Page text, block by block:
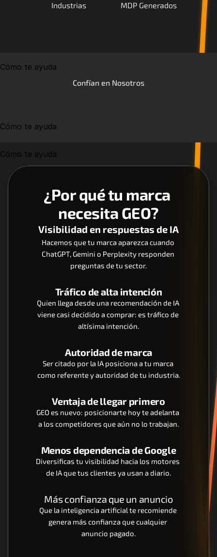
Industrias MDP Generados
Cómo te ayuda
Confían en Nosotros
Cómo te ayuda
Cómo te ayuda
¿Por qué tu marca
necesita GEO?
Visibilidad en respuestas de IA
Hacemos que tu marca aparezca cuando
ChatGPT, Gemini o Perplexity responden
preguntas de tu sector.
Tráfico de alta intención
Quien llega desde una recomendación de IA
viene casi decidido a comprar: es tráfico de
altísima intención.
Autoridad de marca
Ser citado por la IA posiciona a tu marca
como referente y autoridad de tu industria.
Ventaja de llegar primero
GEO es nuevo: posicionarte hoy te adelanta
a los competidores que aún no lo trabajan.
Menos dependencia de Google
Diversificas tu visibilidad hacia los motores
de IA que tus clientes ya usan a diario.
Más confianza que un anuncio
Que la inteligencia artificial te recomiende
genera más confianza que cualquier
anuncio pagado.